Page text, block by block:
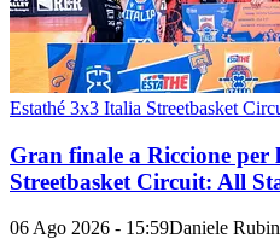
Estathé 3x3 Italia Streetbasket
Gran finale a Riccione per
Streetbasket Circuit: All
06 Ago 2026 - 15:59Daniele